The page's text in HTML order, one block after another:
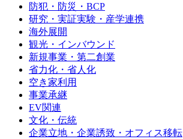
防犯・防災・BCP
研究・実証実験・産学連携
海外展開
観光・インバウンド
新規事業・第二創業
省力化・省人化
空き家利用
事業承継
EV関連
文化・伝統
企業立地・企業誘致・オフィス移転